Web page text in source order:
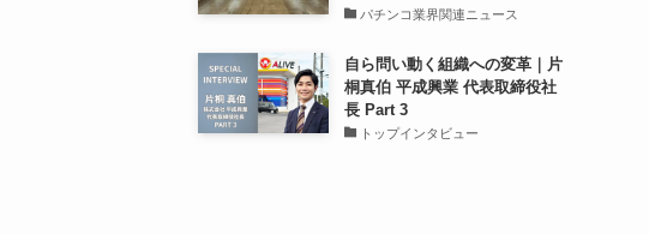
パチンコ業界関連ニュース
自ら問い動く組織への変革｜片
桐真伯 平成興業 代表取締役社
長 Part 3
トップインタビュー